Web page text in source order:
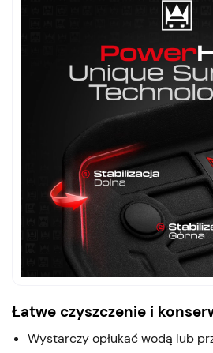
Łatwe czyszczenie i
Wystarczy opłukać wodą lub